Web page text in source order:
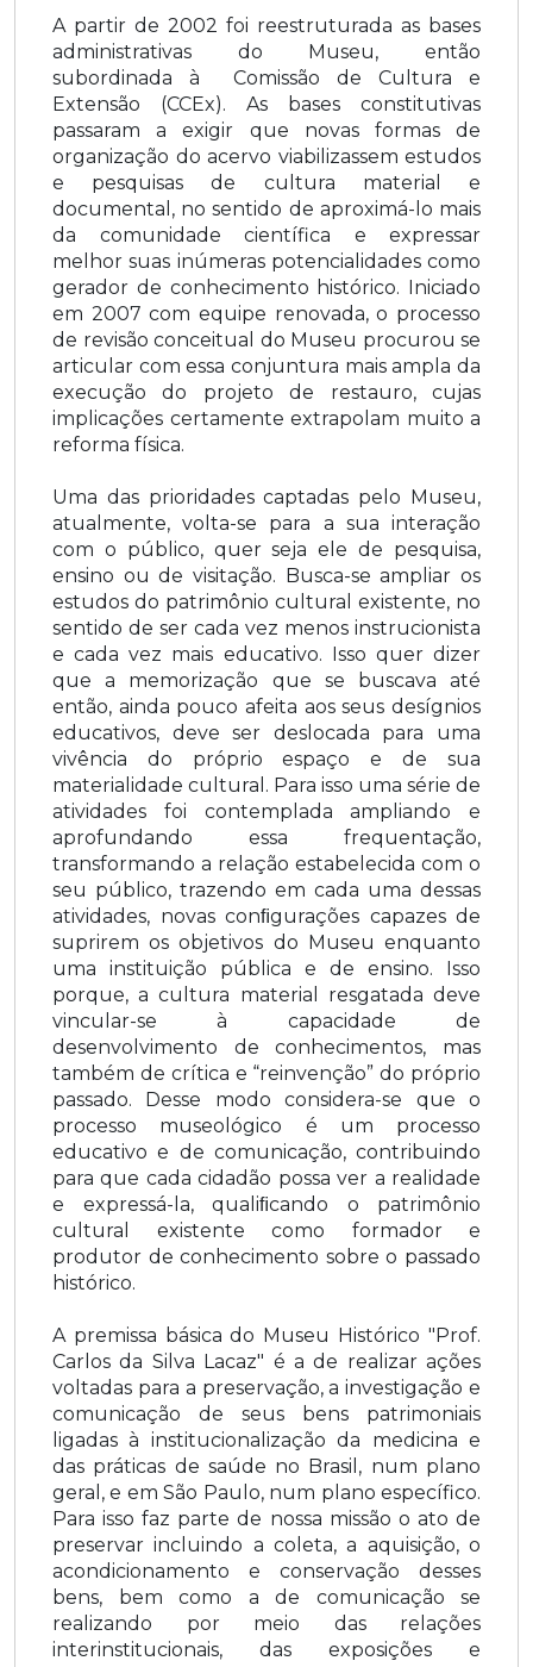
A partir de 2002 foi reestruturada as bases
administrativas do Museu, então
subordinada à Comissão de Cultura e
Extensão (CCEx). As bases constitutivas
passaram a exigir que novas formas de
organização do acervo viabilizassem estudos
e pesquisas de cultura material e
documental, no sentido de aproximá-lo mais
da comunidade científica e expressar
melhor suas inúmeras potencialidades como
gerador de conhecimento histórico. Iniciado
em 2007 com equipe renovada, o processo
de revisão conceitual do Museu procurou se
articular com essa conjuntura mais ampla da
execução do projeto de restauro, cujas
implicações certamente extrapolam muito a
reforma física.
Uma das prioridades captadas pelo Museu,
atualmente, volta-se para a sua interação
com o público, quer seja ele de pesquisa,
ensino ou de visitação. Busca-se ampliar os
estudos do patrimônio cultural existente, no
sentido de ser cada vez menos instrucionista
e cada vez mais educativo. Isso quer dizer
que a memorização que se buscava até
então, ainda pouco afeita aos seus desígnios
educativos, deve ser deslocada para uma
vivência do próprio espaço e de sua
materialidade cultural. Para isso uma série de
atividades foi contemplada ampliando e
aprofundando essa frequentação,
transformando a relação estabelecida com o
seu público, trazendo em cada uma dessas
atividades, novas conﬁgurações capazes de
suprirem os objetivos do Museu enquanto
uma instituição pública e de ensino. Isso
porque, a cultura material resgatada deve
vincular-se à capacidade de
desenvolvimento de conhecimentos, mas
também de crítica e “reinvenção” do próprio
passado. Desse modo considera-se que o
processo museológico é um processo
educativo e de comunicação, contribuindo
para que cada cidadão possa ver a realidade
e expressá-la, qualiﬁcando o patrimônio
cultural existente como formador e
produtor de conhecimento sobre o passado
histórico.
A premissa básica do Museu Histórico "Prof.
Carlos da Silva Lacaz" é a de realizar ações
voltadas para a preservação, a investigação e
comunicação de seus bens patrimoniais
ligadas à institucionalização da medicina e
das práticas de saúde no Brasil, num plano
geral, e em São Paulo, num plano específico.
Para isso faz parte de nossa missão o ato de
preservar incluindo a coleta, a aquisição, o
acondicionamento e conservação desses
bens, bem como a de comunicação se
realizando por meio das relações
interinstitucionais, das exposições e